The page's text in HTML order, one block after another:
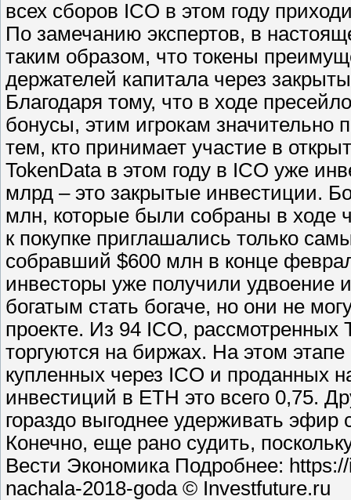
всех сборов ICO в этом году
По замечанию экспертов, в
таким образом, что токены
держателей капитала через
Благодаря тому, что в ходе
бонусы, этим игрокам
тем, кто принимает участие в
TokenData в этом году в ICO уже
млрд – это закрытые инвестиции.
млн, которые были собраны в ходе
к покупке приглашались только
собравший $600 млн в конце
инвесторы уже получили удвоение
богатым стать богаче, но они не
проекте. Из 94 ICO, рассмотренных
торгуются на биржах. На этом
купленных через ICO и проданных
инвестиций в ETH это всего 0,75.
гораздо выгоднее удерживать эфир
Конечно, еще рано судить,
Вести Экономика Подробнее:
nachala-2018-goda © Investfuture.ru